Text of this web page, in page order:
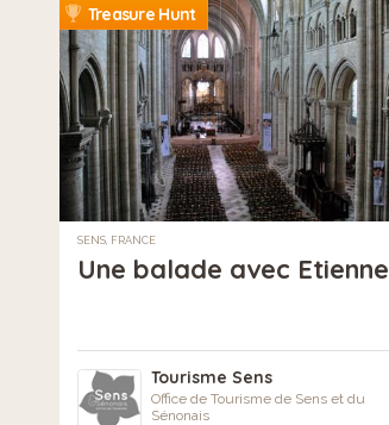
Treasure Hunt
SENS, FRANCE
Une balade avec Etienne
Tourisme Sens
Office de Tourisme de Sens et du
Sénonais